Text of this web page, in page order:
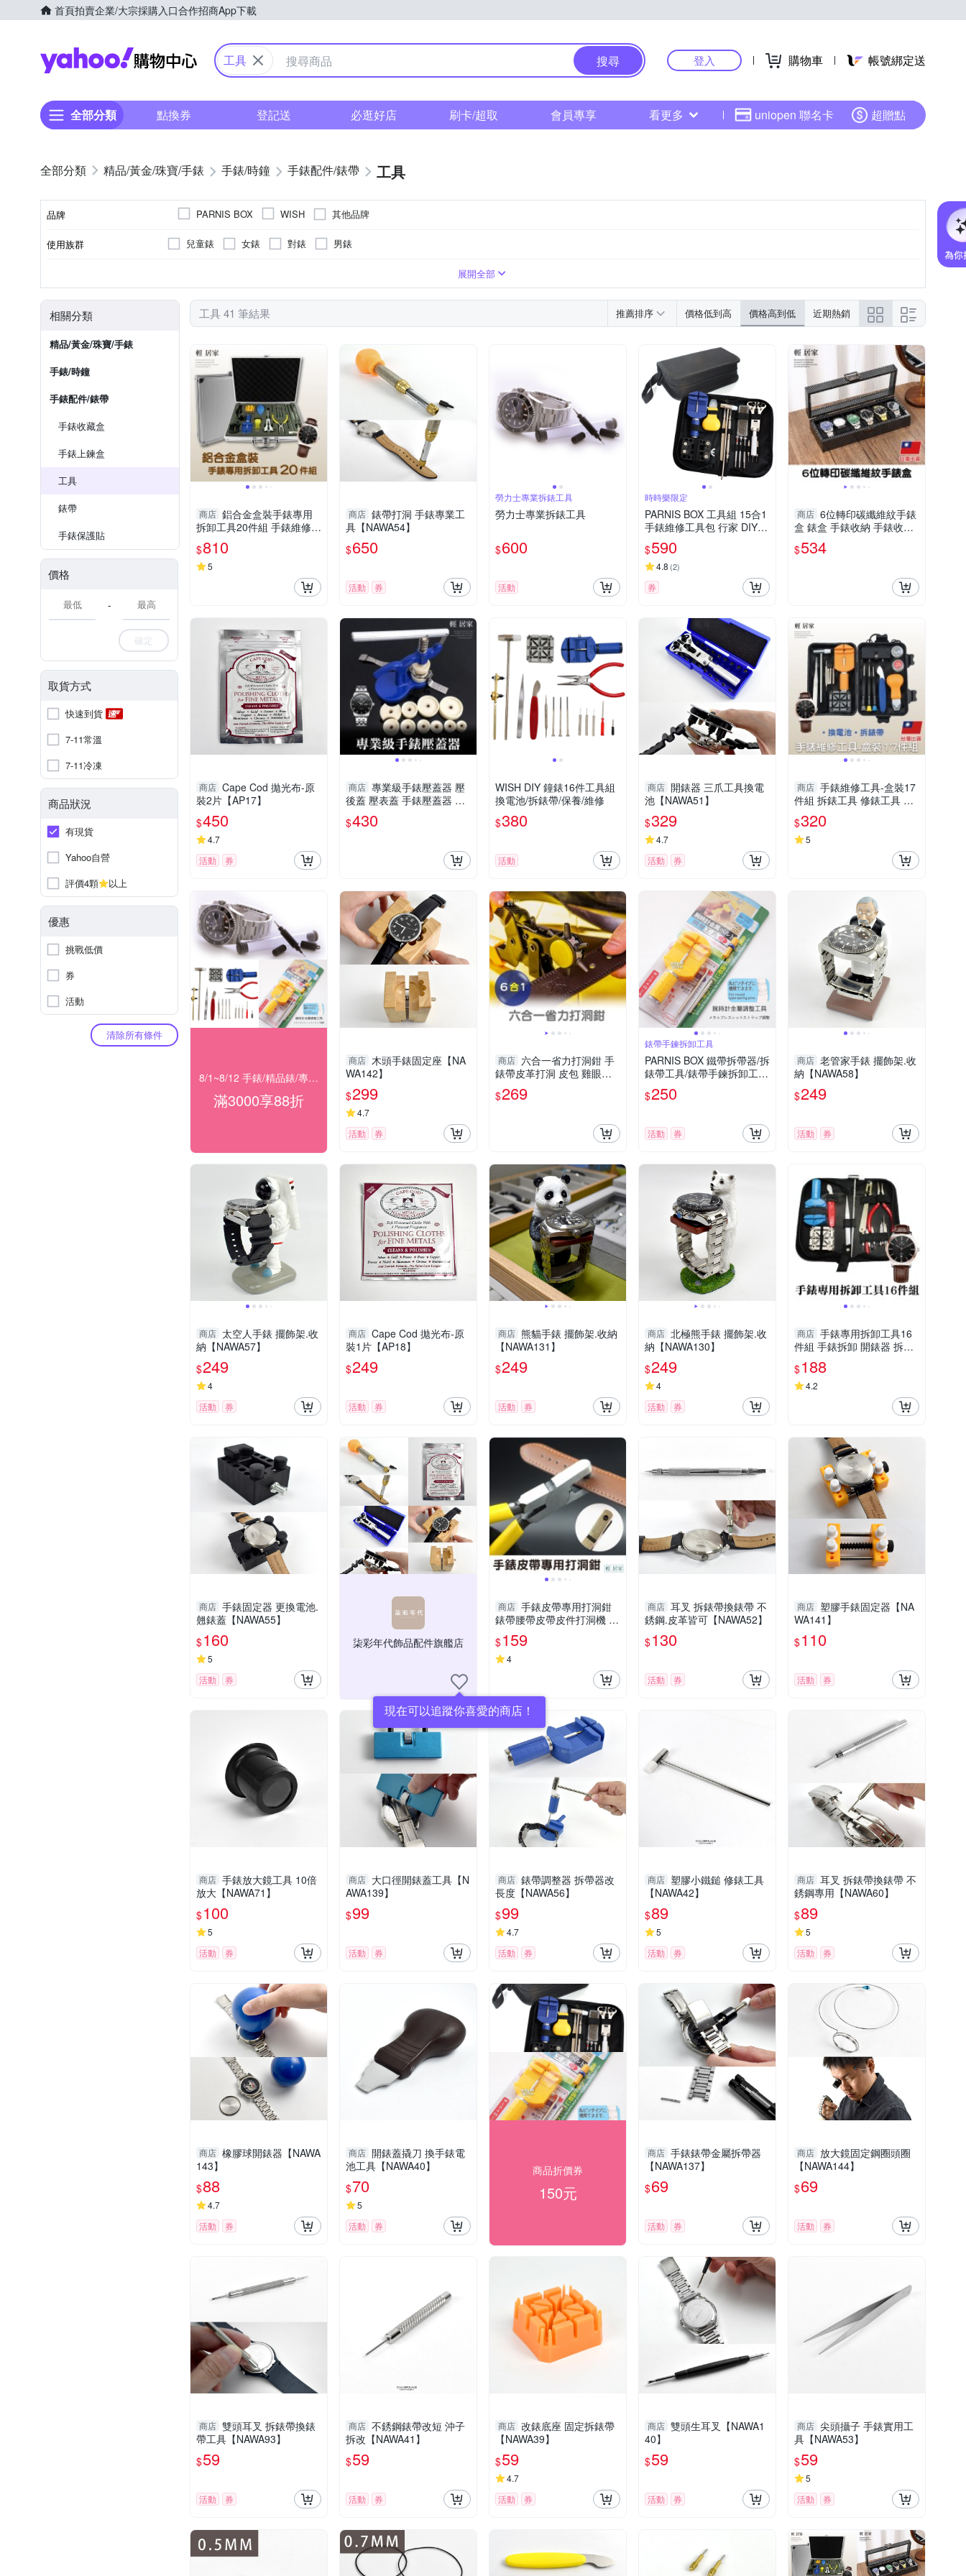
首頁拍賣企業/大宗採購入口合作招商App下載
Yahoo購物中心
工具 搜尋 登入 購物車 帳號綁定送
全部分類 點換券 登記送 必逛好店 刷卡/超取 會員專享 看更多 uniopen 聯名卡 超贈點
精品/黃金/珠寶/手錶 手錶/時鐘 手錶配件/錶帶 工具
品牌 PARNIS BOX WISH 其他品牌
使用族群 兒童錶 女錶 對錶 男錶
橘色系
橘色系
展開全部
相關分類
精品/黃金/珠寶/手錶
手錶/時鐘
手錶配件/錶帶
手錶收藏盒
手錶上鍊盒
工具
錶帶
手錶保護貼
價格
-
確定
取貨方式
快速到貨
7-11常溫
7-11冷凍
商品狀況
有現貨
Yahoo自營
評價4顆
以上
優惠
挑戰低價
券
活動
清除所有條件
工具 41 筆結果 推薦排序 價格低到高 價格高到低 近期熱銷
商店 鋁合金盒裝手錶專用
拆卸工具20件組 手錶維修工
具 開後蓋拆錶帶器 修錶工
具-輕居家8331
$810
5
商店 錶帶打洞 手錶專業工
具【NAWA54】
$650
活動 券
勞力士專業拆錶工具
勞力士專業拆錶工具
$600
活動
時時樂限定
PARNIS BOX 工具組 15合1
手錶維修工具包 行家 DIY
組裝
$590
4.8 (2)
券
商店 6位轉印碳纖維紋手錶
盒 錶盒 手錶收納 手錶收納
盒 手錶收藏盒-輕居家8829
$534
商店 Cape Cod 拋光布-原
裝2片【AP17】
$450
4.7
活動
券
商店 專業級手錶壓蓋器 壓
後蓋 壓表蓋 手錶壓蓋器 表
蓋壓機 壓床 修錶 專業手錶
維修器-輕居家8118
$430
WISH DIY 鐘錶16件工具組
換電池/拆錶帶/保養/維修
$380
活動
商店 開錶器 三爪工具換電
池【NAWA51】
$329
4.7
活動
券
商店 手錶維修工具-盒裝17
件組 拆錶工具 修錶工具 拆
錶帶工具 開錶工具-輕居家8
579
$320
5
8/1~8/12 手錶/精品錶/專櫃飾品 指定商品滿$3000享88折
滿3000享88折
商店 木頭手錶固定座【NA
WA142】
$299
4.7
活動
券
商店 六合一省力打洞鉗 手
錶帶皮革打洞 皮包 雞眼鉗
雞眼釘 打孔機打孔器 打洞
機打洞器-輕居家8430
$269
錶帶手鍊拆卸工具
PARNIS BOX 鐵帶拆帶器/拆
錶帶工具/錶帶手鍊拆卸工
具/拆帶器/單售 維修手錶DI
Y #工具02
$250
活動 券
商店 老管家手錶 擺飾架.收
納【NAWA58】
$249
活動 券
商店 太空人手錶 擺飾架.收
納【NAWA57】
$249
4
活動
券
商店 Cape Cod 拋光布-原
裝1片【AP18】
$249
活動 券
商店 熊貓手錶 擺飾架.收納
【NAWA131】
$249
活動 券
商店 北極熊手錶 擺飾架.收
納【NAWA130】
$249
4
活動
券
商店 手錶專用拆卸工具16
件組 手錶拆卸 開錶器 拆卸
錶帶工具 拆錶帶器 修錶 錶
帶調節-輕居家8096
$188
4.2
商店 手錶固定器 更換電池.
翹錶蓋【NAWA55】
$160
5
活動
券
柒彩年代飾品配件旗艦店
現在可以追蹤你喜愛的商店！
商店 手錶皮帶專用打洞鉗
錶帶腰帶皮帶皮件打洞機 打
洞器 打洞鉗子 打孔鉗子 雞
眼鉗-輕居家8098
$159
4
商店 耳叉 拆錶帶換錶帶 不
銹鋼.皮革皆可【NAWA52】
$130
活動 券
商店 塑膠手錶固定器【NA
WA141】
$110
活動 券
商店 手錶放大鏡工具 10倍
放大【NAWA71】
$100
5
活動
券
商店 大口徑開錶蓋工具【N
AWA139】
$99
活動 券
商店 錶帶調整器 拆帶器改
長度【NAWA56】
$99
4.7
活動
券
商店 塑膠小鐵鎚 修錶工具
【NAWA42】
$89
5
活動
券
商店 耳叉 拆錶帶換錶帶 不
銹鋼專用【NAWA60】
$89
5
活動
券
商店 橡膠球開錶器【NAWA
143】
$88
4.7
活動
券
商店 開錶蓋撬刀 換手錶電
池工具【NAWA40】
$70
5
活動
券
商品折價券
150元
商店 手錶錶帶金屬拆帶器
【NAWA137】
$69
活動 券
商店 放大鏡固定鋼圈頭圈
【NAWA144】
$69
活動 券
商店 雙頭耳叉 拆錶帶換錶
帶工具【NAWA93】
$59
活動 券
商店 不銹鋼錶帶改短 沖子
拆改【NAWA41】
$59
活動 券
商店 改錶底座 固定拆錶帶
【NAWA39】
$59
4.7
活動
券
商店 雙頭生耳叉【NAWA1
40】
$59
活動 券
商店 尖頭攝子 手錶實用工
具【NAWA53】
$59
5
活動
券